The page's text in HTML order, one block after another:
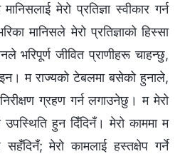
मेरो प्रतिज्ञा स्वीकार गर्न
मानिसले मेरो प्रतिज्ञाको हिस्सा
भरिपूर्ण जीवित प्राणीहरू चाहन्छु,
म राज्यको टेबलमा बसेको हुनाले,
ग्रहण गर्न लगाउनेछु। म मेरो
हुन दिँदिनँ। मेरो काममा म
मेरो कामलाई हस्तक्षेप गर्ने